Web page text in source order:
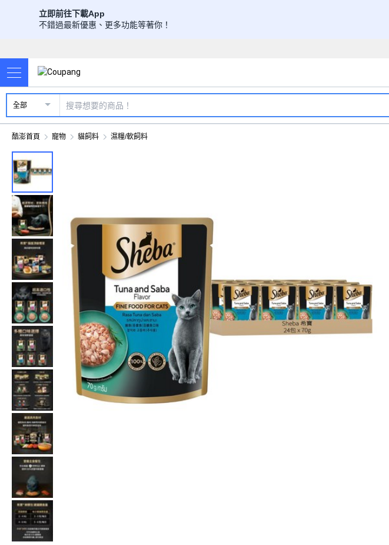
立即前往下載App
不錯過最新優惠、更多功能等著你！
全部
酷澎首頁 寵物 貓飼料 濕糧/軟飼料